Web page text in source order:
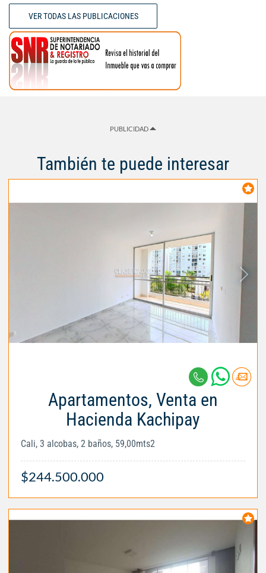
VER TODAS LAS PUBLICACIONES
PUBLICIDAD
También te puede interesar
Apartamentos, Venta en
Hacienda Kachipay
Cali, 3 alcobas, 2 baños, 59,00mts2
$244.500.000